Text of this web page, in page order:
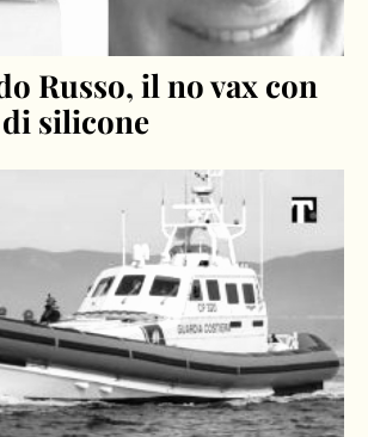
Russo, il no vax con
silicone